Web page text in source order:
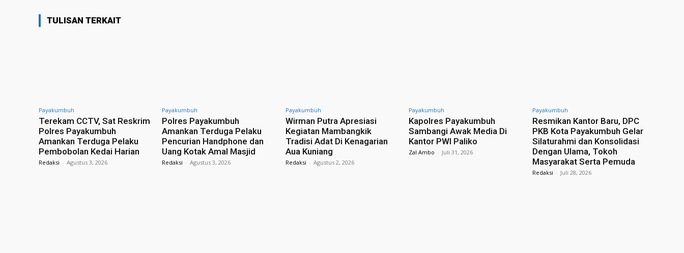
TULISAN TERKAIT
Payakumbuh
Terekam CCTV, Sat Reskrim
Polres Payakumbuh
Amankan Terduga Pelaku
Pembobolan Kedai Harian
Redaksi - Agustus 3, 2026
Payakumbuh
Polres Payakumbuh
Amankan Terduga Pelaku
Pencurian Handphone dan
Uang Kotak Amal Masjid
Redaksi - Agustus 3, 2026
Payakumbuh
Wirman Putra Apresiasi
Kegiatan Mambangkik
Tradisi Adat Di Kenagarian
Aua Kuniang
Redaksi - Agustus 2, 2026
Payakumbuh
Kapolres Payakumbuh
Sambangi Awak Media Di
Kantor PWI Paliko
Zal Ambo - Juli 31, 2026
Payakumbuh
Resmikan Kantor Baru, DPC
PKB Kota Payakumbuh Gelar
Silaturahmi dan Konsolidasi
Dengan Ulama, Tokoh
Masyarakat Serta Pemuda
Redaksi - Juli 28, 2026